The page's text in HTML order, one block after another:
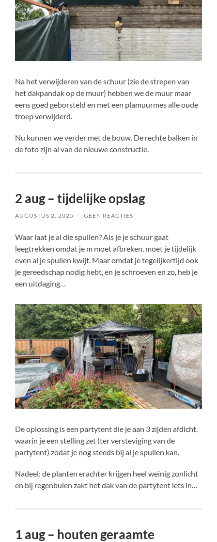
Na het verwijderen van de schuur (zie de strepen van
het dakpandak op de muur) hebben we de muur maar
eens goed geborsteld en met een plamuurmes alle oude
troep verwijderd.
Nu kunnen we verder met de bouw. De rechte balken in
de foto zijn al van de nieuwe constructie.
2 aug – tijdelijke opslag
AUGUSTUS 2, 2025 / GEEN REACTIES
Waar laat je al die spullen? Als je je schuur gaat
leegtrekken omdat je m moet afbreken, moet je tijdelijk
even al je spullen kwijt. Maar omdat je tegelijkertijd ook
je gereedschap nodig hebt, en je schroeven en zo, heb je
een uitdaging…
De oplossing is een partytent die je aan 3 zijden afdicht,
waarin je een stelling zet (ter versteviging van de
partytent) zodat je nog steeds bij al je spullen kan.
Nadeel: de planten erachter krijgen heel weinig zonlicht
en bij regenbuien zakt het dak van de partytent iets in…
1 aug – houten geraamte